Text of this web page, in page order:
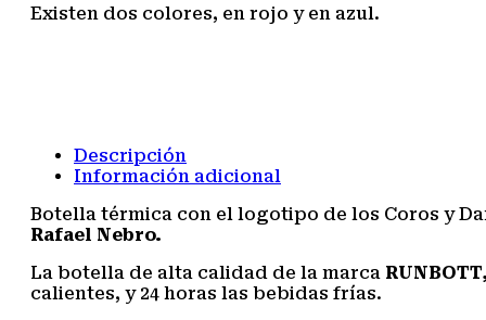
cantidad
Existen dos colores, en rojo y en azul.
Descripción
Información adicional
Botella térmica con el logotipo de los Coros y
Rafael Nebro.
La botella de alta calidad de la marca
calientes, y 24 horas las bebidas frías.